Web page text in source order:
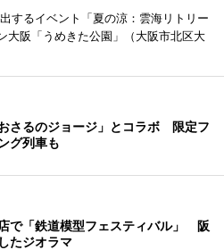
するイベント「夏の涼：雲海リトリー
大阪「うめきた公園」（大阪市北区大
さるのジョージ」とコラボ 限定フ
グ列車も
で「鉄道模型フェスティバル」 阪
たジオラマ